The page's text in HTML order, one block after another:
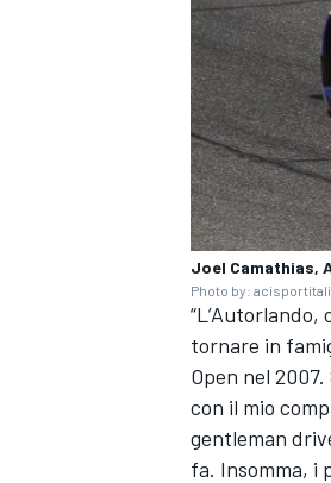
ENDURANCE/GT
Joel Camathias,
Photo by:
“L’Autorlando,
tornare in
Open nel
con il mio
gentleman
fa. Insomma, i